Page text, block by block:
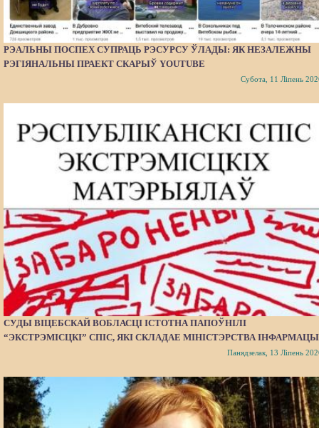
РЭАЛЬНЫ ПОСПЕХ СУПРАЦЬ РЭСУРСУ ЎЛАДЫ: ЯК НЕЗАЛЕЖНЫ
РЭГІЯНАЛЬНЫ ПРАЕКТ СКАРЫЎ YOUTUBE
Субота, 11 Ліпень
СУДЫ ВІЦЕБСКАЙ ВОБЛАСЦІ ІСТОТНА ПАПОЎНІЛІ
“ЭКСТРЭМІСЦКІ” СПІС, ЯКІ СКЛАДАЕ МІНІСТЭРСТВА
Панядзелак, 13 Ліпень